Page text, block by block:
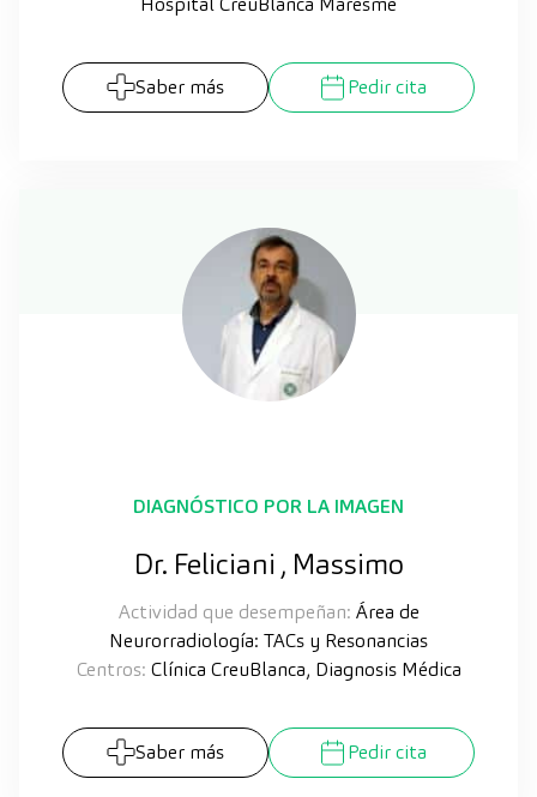
Saber más Pedir cita
DIAGNÓSTICO POR LA IMAGEN
Dr. Feliciani , Massimo
Actividad que desempeñan: Área de
Neurorradiología: TACs y Resonancias
Centros: Clínica CreuBlanca, Diagnosis Médica
Saber más Pedir cita